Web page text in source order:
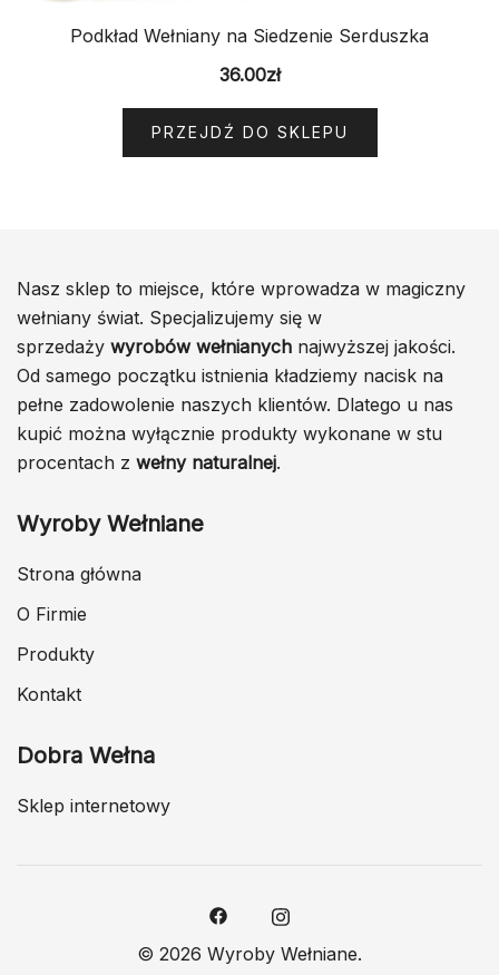
Podkład Wełniany na Siedzenie Serduszka
36.00zł
PRZEJDŹ DO SKLEPU
Nasz sklep to miejsce, które wprowadza w magiczny
wełniany świat. Specjalizujemy się w
sprzedaży wyrobów wełnianych najwyższej jakości.
Od samego początku istnienia kładziemy nacisk na
pełne zadowolenie naszych klientów. Dlatego u nas
kupić można wyłącznie produkty wykonane w stu
procentach z wełny naturalnej.
Wyroby Wełniane
Strona główna
O Firmie
Produkty
Kontakt
Dobra Wełna
Sklep internetowy
© 2026 Wyroby Wełniane.